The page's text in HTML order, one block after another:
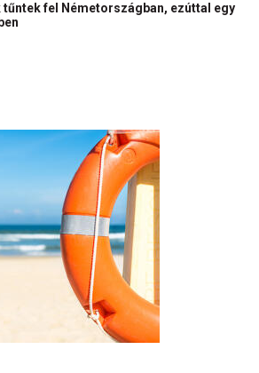
tűntek fel Németországban, ezúttal egy